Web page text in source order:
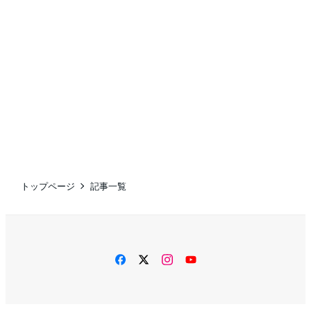
トップページ 記事一覧
facebooktwitterinstagram
YouTube